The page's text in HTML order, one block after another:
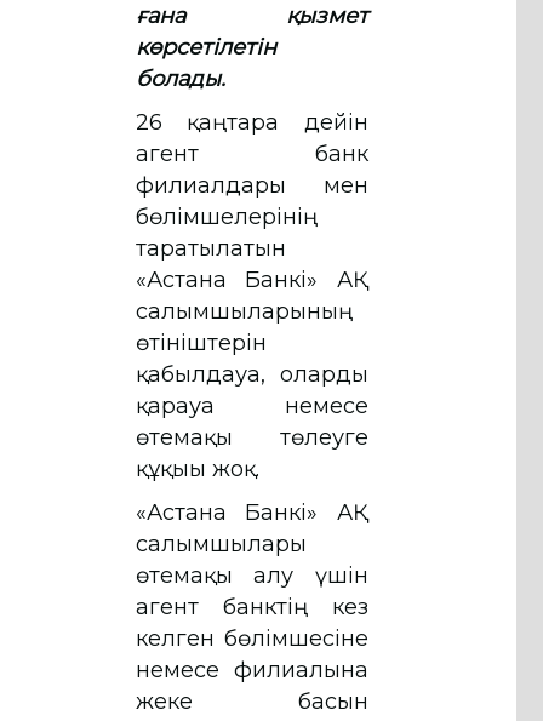
ғана қызмет
көрсетілетін
болады.
26 қаңтарға дейін
агент банк
филиалдары мен
бөлімшелерінің
таратылатын
«Астана Банкі» АҚ
салымшыларының
өтініштерін
қабылдауға, оларды
қарауға немесе
өтемақы төлеуге
құқығы жоқ.
«Астана Банкі» АҚ
салымшылары
өтемақы алу үшін
агент банктің кез
келген бөлімшесіне
немесе филиалына
жеке басын